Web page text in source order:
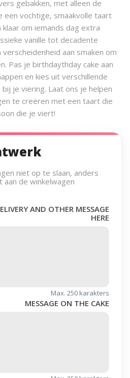
gebakken, met alleen de
een vochtige, smaakvolle taart
om iemands dag extra
vanille tot decadente
aan smaken om
Pas je birthdaythday cake aan
en kies uit verschillende
je viering. Laat ons je helpen
te creëren met een taart die
die je viert!
niet op te slaan, anders
de winkelwagen
AND OTHER MESSAGE
HERE
Max. 250 karakters
MESSAGE ON THE CAKE